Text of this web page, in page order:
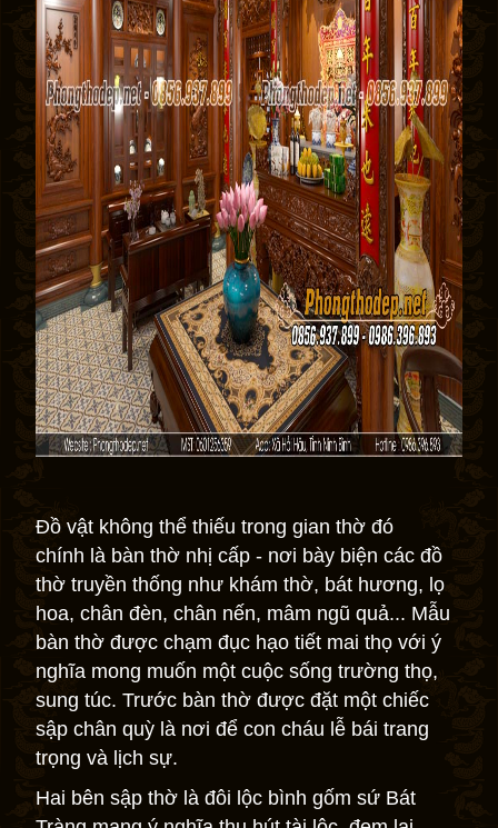
Đồ vật không thể thiếu trong gian thờ đó
chính là bàn thờ nhị cấp - nơi bày biện các đồ
thờ truyền thống như khám thờ, bát hương, lọ
hoa, chân đèn, chân nến, mâm ngũ quả... Mẫu
bàn thờ được chạm đục hạo tiết mai thọ với ý
nghĩa mong muốn một cuộc sống trường thọ,
sung túc. Trước bàn thờ được đặt một chiếc
sập chân quỳ là nơi để con cháu lễ bái trang
trọng và lịch sự.
Hai bên sập thờ là đôi lộc bình gốm sứ Bát